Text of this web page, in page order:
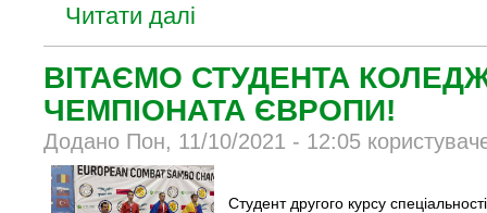
Читати далі
ВІТАЄМО СТУДЕНТА
ЧЕМПІОНАТА ЄВРОПИ!
Додано Пон, 11/10/2021 - 12:05
Студент другого курсу